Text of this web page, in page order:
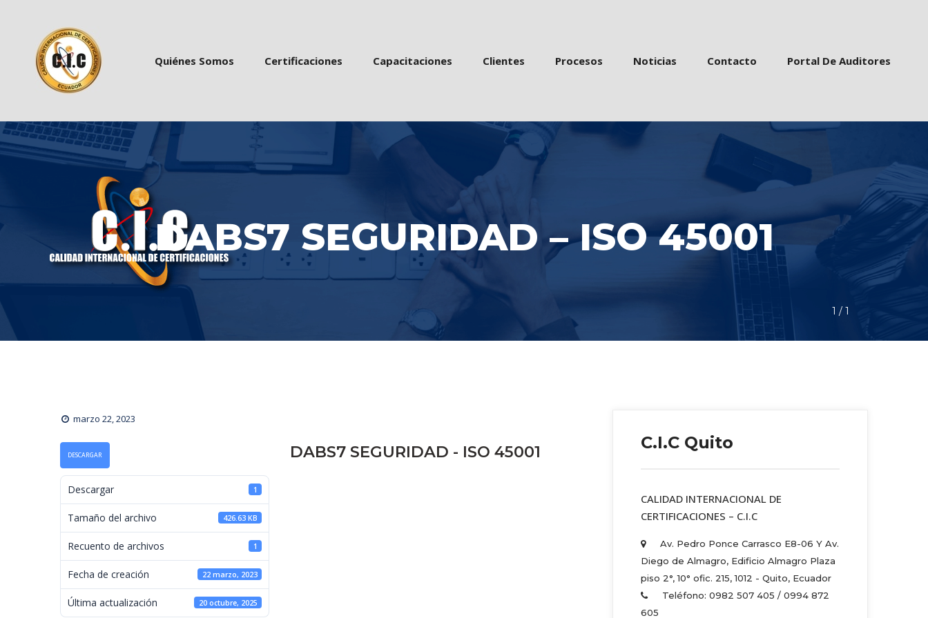
Quiénes Somo Certificacione Capacitacione Cliente Proceso Noticia Contacto Portal De Auditore
1 / 1
DABS7 SEGURIDAD – ISO 45001
marzo 22, 2023
DESCARGAR
Descargar 1
Tamaño del archivo 426.63 KB
Recuento de archivos 1
Fecha de creación 22 marzo, 2023
Última actualización 20 octubre, 2025
DABS7 SEGURIDAD - ISO 45001 C.I.C Quito
CALIDAD INTERNACIONAL DE
CERTIFICACIONES – C.I.C
Av. Pedro Ponce Carrasco E8-06 Y Av.
Diego de Almagro, Edificio Almagro Plaza
piso 2°, 10° ofic. 215, 1012 - Quito, Ecuador
Teléfono: 0982 507 405 / 0994 872
605